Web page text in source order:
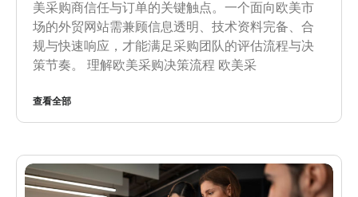
美采购商信任与订单的关键触点。一个面向欧美市
场的外贸网站需兼顾信息透明、技术资料完备、合
规与快速响应，才能满足采购团队的评估流程与决
策节奏。 理解欧美采购决策流程 欧美采
查看全部